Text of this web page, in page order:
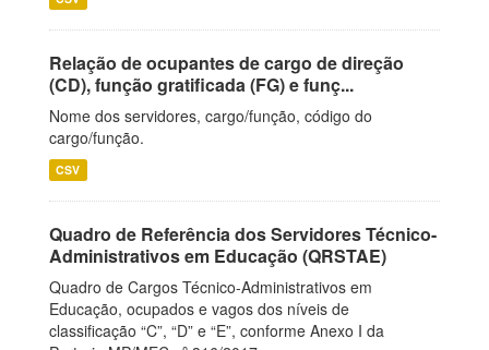
Relação de ocupantes de cargo de direção
(CD), função gratificada (FG) e funç...
Nome dos servidores, cargo/função, código do
cargo/função.
CSV
Quadro de Referência dos Servidores Técnico-
Administrativos em Educação (QRSTAE)
Quadro de Cargos Técnico-Administrativos em
Educação, ocupados e vagos dos níveis de
classificação “C”, “D” e “E”, conforme Anexo I da